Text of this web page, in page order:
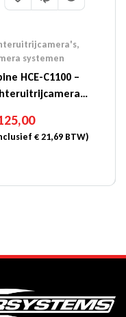
,
systemen
HCE-C1100 –
€21,69BTW)